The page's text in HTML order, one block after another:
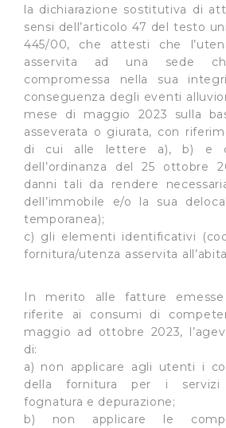
la dichiarazione sostitutiva di
sensi dell’articolo 47 del testo
445/00, che attesti che
asservita ad una sede
compromessa nella sua
conseguenza degli eventi
mese di maggio 2023 sulla
asseverata o giurata, con
di cui alle lettere a), b) e
dell’ordinanza del 25 ottobre
danni tali da rendere
dell’immobile e/o la sua
temporanea);
c) gli elementi identificativi
fornitura/utenza asservita
In merito alle fatture
riferite ai consumi di
maggio ad ottobre 2023,
di:
a) non applicare agli utenti i
della fornitura per i servizi
fognatura e depurazione;
b) non applicare le